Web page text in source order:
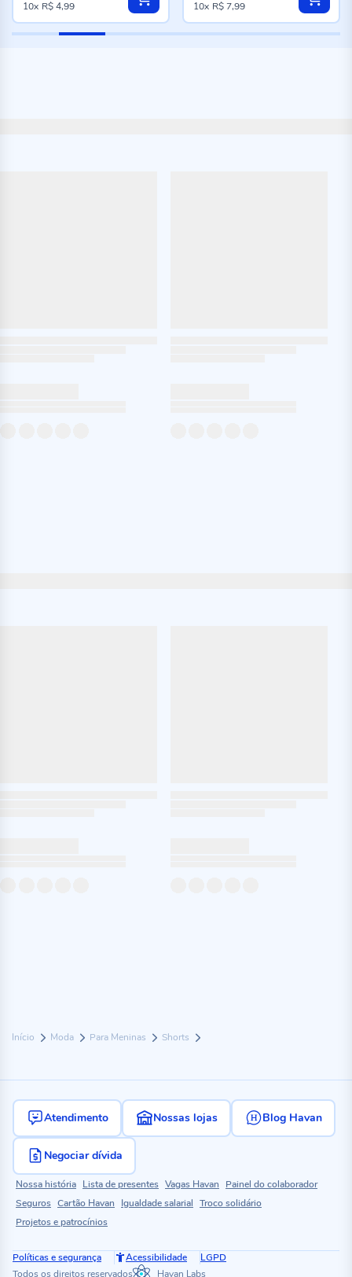
Início Moda Para Meninas Shorts
10x R$ 4,99 10x R$ 7,99
Atendimento Nossas lojas Blog Havan
Negociar dívida
Nossa história Lista de presentes Vagas Havan
Painel do colaborador
Seguros Cartão Havan Igualdade salarial Troco solidário
Projetos e patrocínios
Políticas e segurança Acessibilidade
LGPD
Todos os direitos reservados
Havan Labs